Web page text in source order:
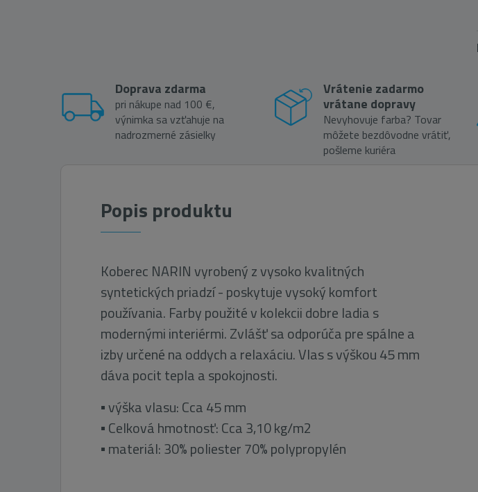
Doprava zdarma
pri nákupe nad 100 €,
výnimka sa vzťahuje na
nadrozmerné zásielky
Vrátenie zadarmo
vrátane dopravy
Nevyhovuje farba? Tovar
môžete bezdôvodne vrátiť,
pošleme kuriéra
Popis produktu
Koberec NARIN vyrobený z vysoko kvalitných
syntetických priadzí - poskytuje vysoký komfort
používania. Farby použité v kolekcii dobre ladia s
modernými interiérmi. Zvlášť sa odporúča pre spálne a
izby určené na oddych a relaxáciu. Vlas s výškou 45 mm
dáva pocit tepla a spokojnosti.
▪ výška vlasu: Cca 45 mm
▪ Celková hmotnosť: Cca 3,10 kg/m2
▪ materiál: 30% poliester 70% polypropylén